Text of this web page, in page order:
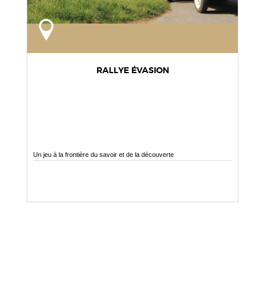
RALLYE ÉVASION
Un jeu à la frontière du savoir et de la découverte